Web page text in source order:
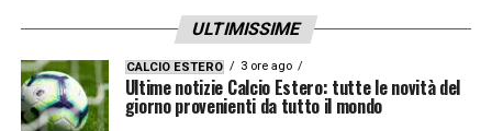
un esercizio tattico, ma è la prova tangibile di
come la Juventus sia riuscita a costruire un
patrimonio tecnico ed economico
inestimabile, in grado di sostenere la prima
ULTIMISSIME
CALCIO ESTERO 3 ore ago
Ultime notizie Calcio Estero: tutte le novità del
giorno provenienti da tutto il mondo